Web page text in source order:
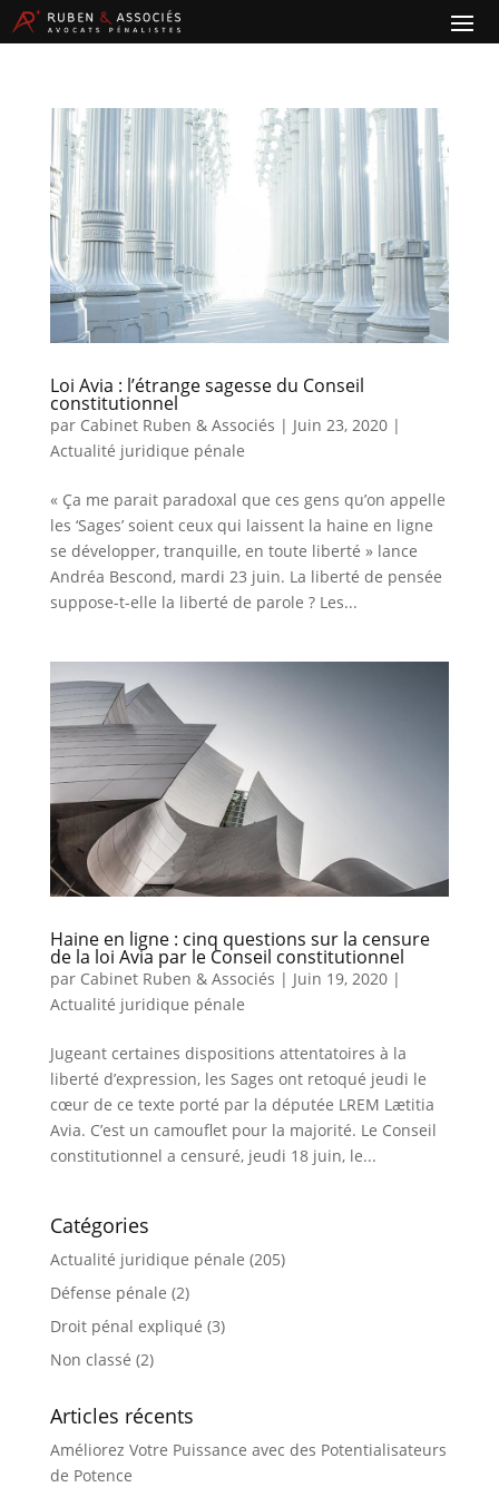
Loi Avia : l’étrange sagesse du Conseil
constitutionnel
par Cabinet Ruben & Associés | Juin 23, 2020|
Actualité juridique pénale
« Ça me parait paradoxal que ces gens qu’on appelle
les ‘Sages’ soient ceux qui laissent la haine en ligne
se développer, tranquille, en toute liberté » lance
Andréa Bescond, mardi 23 juin. La liberté de pensée
suppose-t-elle la liberté de parole ? Les...
Haine en ligne : cinq questions sur la censure
de la loi Avia par le Conseil constitutionnel
par Cabinet Ruben & Associés | Juin 19, 2020|
Actualité juridique pénale
Jugeant certaines dispositions attentatoires à la
liberté d’expression, les Sages ont retoqué jeudi le
cœur de ce texte porté par la députée LREM Lætitia
Avia. C’est un camouflet pour la majorité. Le Conseil
constitutionnel a censuré, jeudi 18 juin, le...
Catégories
Actualité juridique pénale (205)
Défense pénale (2)
Droit pénal expliqué (3)
Non classé (2)
Articles récents
Améliorez Votre Puissance avec des Potentialisateurs
de Potence